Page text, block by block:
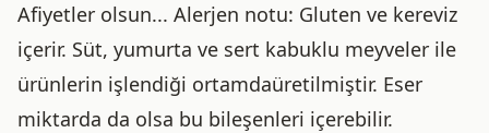
Afiyetler olsun... Alerjen notu: Gluten ve kereviz
içerir. Süt, yumurta ve sert kabuklu meyveler ile
ürünlerin işlendiği ortamdaüretilmiştir. Eser
miktarda da olsa bu bileşenleri içerebilir.